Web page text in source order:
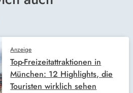
Anzeige
Top-Freizeitattraktionen in
München: 12 Highlights, die
Touristen wirklich sehen